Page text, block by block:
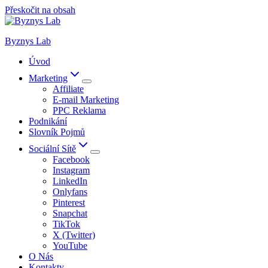
Přeskočit na obsah
Byznys Lab
Úvod
Marketing
Affiliate
E-mail Marketing
PPC Reklama
Podnikání
Slovník Pojmů
Sociální Sítě
Facebook
Instagram
LinkedIn
Onlyfans
Pinterest
Snapchat
TikTok
X (Twitter)
YouTube
O Nás